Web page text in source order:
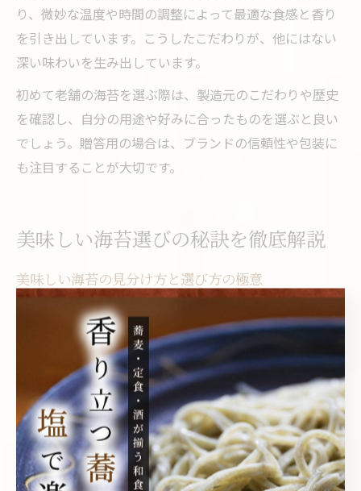
り、微妙な温度や時間の調整によって最適な食感と香り
を引き出しています。こうしたこだわりが、他にはない
深い味わいを生み出しています。
初めて老舗の海苔を選ぶ際は、製造元のこだわりや歴史
を確認し、自分の用途や好みに合ったものを選ぶと良い
でしょう。贈答用の場合は、ブランドの信頼性や包装に
も注目することが大切です。
美味しい海苔選びの秘訣を徹底解説
美味しい海苔の見分け方と選び方の極意
美味しい海苔を選ぶ際の最大のポイントは「色艶」「香
り」「歯切れ」に注目することです。色が黒くて艶があ
り、手触りがしっとりとしているものは高品質の証とい
われています。また、開封した瞬間に磯の香りが広がる
ものは新鮮な証拠です。
さらに、パリッとした歯切れの良さも重要です。焼き海
苔の場合、湿気に弱いため、保存状態や開封後の取り扱